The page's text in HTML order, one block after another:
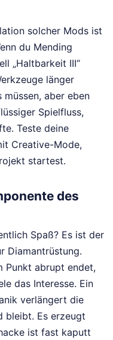
solcher Mods ist
du Mending
„Haltbarkeit III“
länger
aber eben
Spielfluss,
Teste deine
Creative-Mode,
startest.
des
Spaß? Es ist der
Diamantrüstung.
Punkt abrupt endet,
das Interesse. Ein
verlängert die
bleibt. Es erzeugt
ist fast kaputt